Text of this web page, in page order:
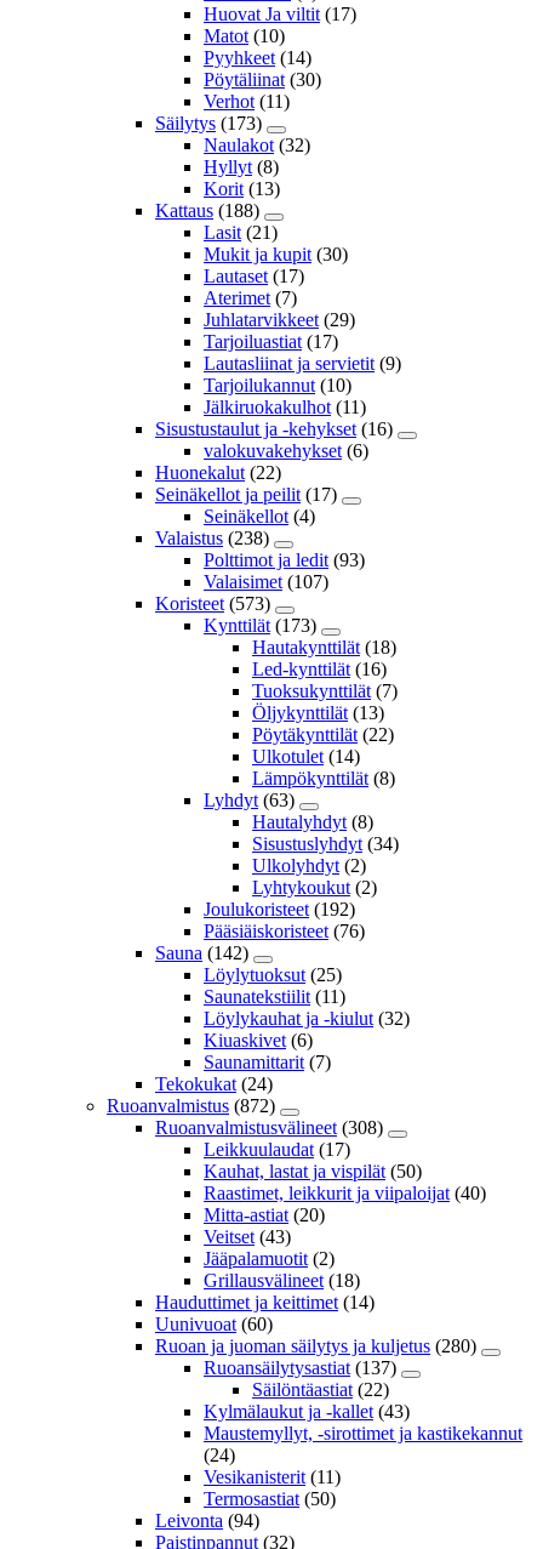
Huovat Ja viltit (17)
Matot (10)
Pyyhkeet (14)
Pöytäliinat (30)
Verhot (11)
Säilytys (173)
Naulakot (32)
Hyllyt (8)
Korit (13)
Kattaus (188)
Lasit (21)
Mukit ja kupit (30)
Lautaset (17)
Aterimet (7)
Juhlatarvikkeet (29)
Tarjoiluastiat (17)
Lautasliinat ja servietit (9)
Tarjoilukannut (10)
Jälkiruokakulhot (11)
Sisustustaulut ja -kehykset (16)
valokuvakehykset (6)
Huonekalut (22)
Seinäkellot ja peilit (17)
Seinäkellot (4)
Valaistus (238)
Polttimot ja ledit (93)
Valaisimet (107)
Koristeet (573)
Kynttilät (173)
Hautakynttilät (18)
Led-kynttilät (16)
Tuoksukynttilät (7)
Öljykynttilät (13)
Pöytäkynttilät (22)
Ulkotulet (14)
Lämpökynttilät (8)
Lyhdyt (63)
Hautalyhdyt (8)
Sisustuslyhdyt (34)
Ulkolyhdyt (2)
Lyhtykoukut (2)
Joulukoristeet (192)
Pääsiäiskoristeet (76)
Sauna (142)
Löylytuoksut (25)
Saunatekstiilit (11)
Löylykauhat ja -kiulut (32)
Kiuaskivet (6)
Saunamittarit (7)
Tekokukat (24)
Ruoanvalmistus (872)
Ruoanvalmistusvälineet (308)
Leikkuulaudat (17)
Kauhat, lastat ja vispilät (50)
Raastimet, leikkurit ja viipaloijat (40)
Mitta-astiat (20)
Veitset (43)
Jääpalamuotit (2)
Grillausvälineet (18)
Hauduttimet ja keittimet (14)
Uunivuoat (60)
Ruoan ja juoman säilytys ja kuljetus (280)
Ruoansäilytysastiat (137)
Säilöntäastiat (22)
Kylmälaukut ja -kallet (43)
Maustemyllyt, -sirottimet ja kastikekannut
(24)
Vesikanisterit (11)
Termosastiat (50)
Leivonta (94)
Paistinpannut (32)